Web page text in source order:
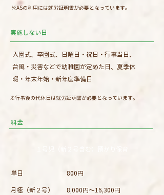
​※ASの利用には就労証明書が必要となっています。
​実施しない日
​入園式、卒園式、日曜日・祝日・行事当日、
台風・災害などで幼稚園が定めた日​、夏季休
暇・年末年始・新年度準備日
​※行事後の代休日は就労証明書が必要となっています。
料金
単日
月極（新２号）
800円
8,000円〜16,300円